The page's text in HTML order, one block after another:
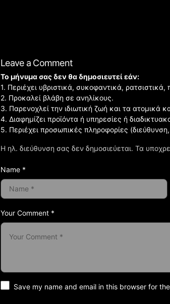
Leave a Comment
Η ηλ. διεύθυνση σας δεν δημοσιεύεται. Τα
Your Comment *
Το μήνυμα σας δεν θα δημοσιευτεί εάν:
1. Περιέχει υβριστικά, συκοφαντικά,
2. Προκαλεί βλάβη σε ανηλίκους.
3. Παρενοχλεί την ιδιωτική ζωή και τα ατομικά
4. Διαφημίζει προϊόντα ή υπηρεσίες ή
5. Περιέχει προσωπικές πληροφορίες
Name *
Save my name and email in this browser for